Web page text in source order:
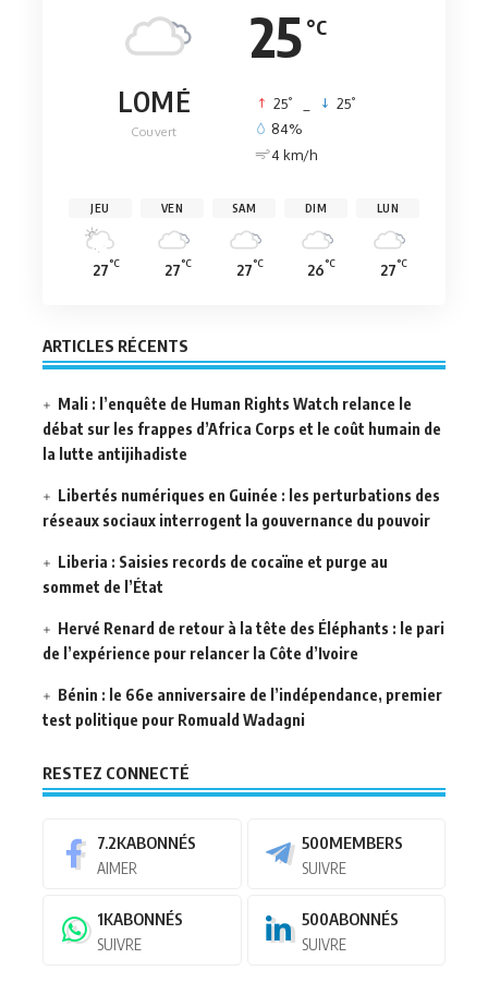
25 °C
LOMÉ
Couvert
25° 25°
84%
4 km/h
JEU
27°C
VEN
27°C
SAM
27°C
DIM
26°C
LUN
27°C
ARTICLES RÉCENTS
Mali : l’enquête de Human Rights Watch relance le
débat sur les frappes d’Africa Corps et le coût humain de
la lutte antijihadiste
Libertés numériques en Guinée : les perturbations des
réseaux sociaux interrogent la gouvernance du pouvoir
Liberia : Saisies records de cocaïne et purge au
sommet de l’État
Hervé Renard de retour à la tête des Éléphants : le pari
de l’expérience pour relancer la Côte d’Ivoire
Bénin : le 66e anniversaire de l’indépendance, premier
test politique pour Romuald Wadagni
RESTEZ CONNECTÉ
7.2KABONNÉS
AIMER
500MEMBERS
SUIVRE
1KABONNÉS
SUIVRE
500ABONNÉS
SUIVRE